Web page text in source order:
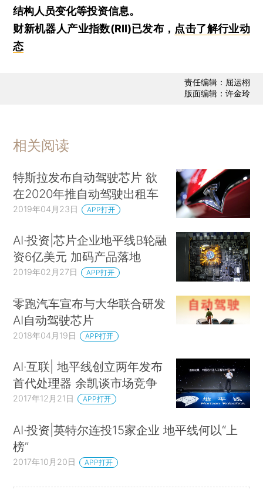
结构人员变化等投资信息。
财新机器人产业指数(RII)已发布， 点击了解行业动
态
责任编辑：屈运栩
版面编辑：许金玲
相关阅读
特斯拉发布自动驾驶芯片 欲
在2020年推自动驾驶出租车
2019年04月23日 APP打开
AI·投资|芯片企业地平线B轮融
资6亿美元 加码产品落地
2019年02月27日 APP打开
零跑汽车宣布与大华联合研发
AI自动驾驶芯片
2018年04月19日 APP打开
AI·互联| 地平线创立两年发布
首代处理器 余凯谈市场竞争
2017年12月21日 APP打开
AI·投资|英特尔连投15家企业 地平线何以“上
榜”
2017年10月20日 APP打开